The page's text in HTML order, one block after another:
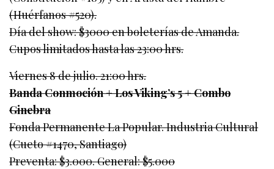
(Huérfanos #520).
Día del show: $3000 en boleterías de Amanda.
Cupos limitados hasta las 23:00 hrs.
Viernes 8 de julio. 21:00 hrs.
Banda Conmoción + Los Viking’s 5 + Combo
Ginebra
Fonda Permanente La Popular. Industria Cultural
(Cueto #1470, Santiago)
Preventa: $3.000. General: $5.000